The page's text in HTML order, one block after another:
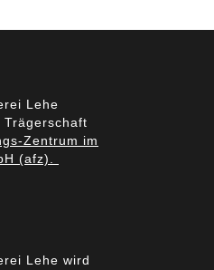
Lehe
Zentrum im
(afz).
Lehe wird